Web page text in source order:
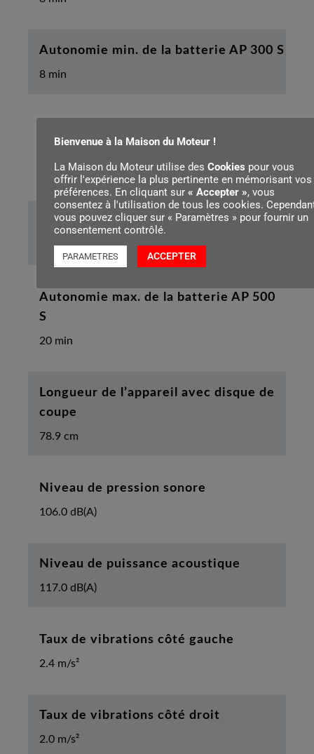
Autonomie min. de la batterie AP 300 S
8 min
15 min
Autonomie min. de la batterie AP 500 S
11 min
Autonomie max. de la batterie AP 500
S
20 min
Longueur de l’appareil avec disque de
coupe
78.9 cm
Niveau de pression sonore
106.0 dB(A)
Niveau de puissance acoustique
117.0 dB(A)
Taux de vibrations côté gauche
2.4 m/s²
Taux de vibrations côté droit
2.0 m/s²
Bienvenue à la Maison du Moteur !
La Maison du Moteur utilise des Cookies pour vous
offrir l'expérience la plus pertinente en mémorisant vos
préférences. En cliquant sur « Accepter », vous
consentez à l'utilisation de tous les cookies.
vous pouvez cliquer sur « Paramètres » pour fournir un
consentement contrôlé.
PARAMETRES ACCEPTER